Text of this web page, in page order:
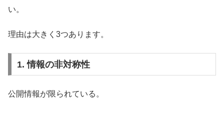
い。
理由は大きく3つあります。
1. 情報の非対称性
公開情報が限られている。